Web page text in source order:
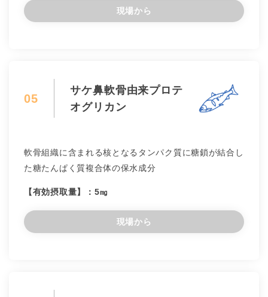
現場から
05
サケ鼻軟骨由来プロテ
オグリカン
軟骨組織に含まれる核となるタンパク質に糖鎖が結合し
た糖たんぱく質複合体の保水成分
【有効摂取量】：5㎎
現場から